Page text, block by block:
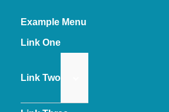
Example Menu
Link One
Link Two